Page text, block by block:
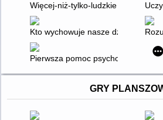
Więcej-niż-tylko-ludzkie lekcje
Kto wychowuje nasze dzieci? : Big
Pierwsza pomoc psychologiczna :
GRY